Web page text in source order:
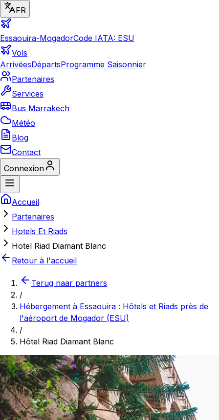
FR
Essaouira-MogadorCode IATA: ESU
Vols
ArrivéesDépartsProgramme Saisonnier
Partenaires
Services
Bus Marrakech
Météo
Blog
Contact
Connexion
Accueil
Partenaires
Hotels Et Riads
Hotel Riad Diamant Blanc
Retour à l'accueil
Terug naar partners
/
Hébergement à Essaouira : Hôtels et Riads près de
l'aéroport de Mogador (ESU)
/
Hôtel Riad Diamant Blanc